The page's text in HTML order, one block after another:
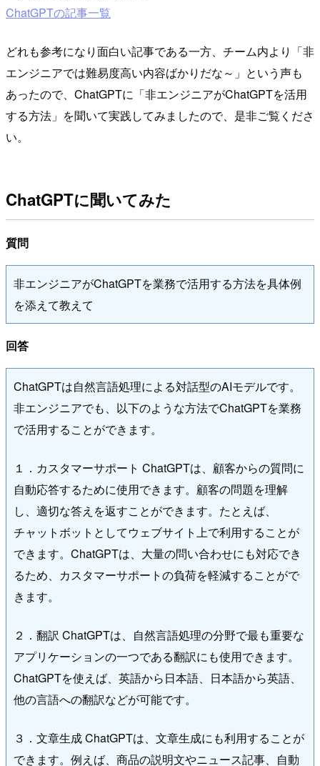
ChatGPTの記事一覧
どれも参考になり面白い記事である一方、チーム内より「非
エンジニアでは難易度高い内容ばかりだな～」という声も
あったので、ChatGPTに「非エンジニアがChatGPTを活用
する方法」を聞いて実践してみましたので、是非ご覧くださ
い。
ChatGPTに聞いてみた
質問
非エンジニアがChatGPTを業務で活用する方法を具体例
を添えて教えて
回答
ChatGPTは自然言語処理による対話型のAIモデルです。
非エンジニアでも、以下のような方法でChatGPTを業務
で活用することができます。
１．カスタマーサポート ChatGPTは、顧客からの質問に
自動応答するために使用できます。顧客の問題を理解
し、適切な答えを返すことができます。たとえば、
チャットボットとしてウェブサイト上で利用することが
できます。ChatGPTは、大量の問い合わせにも対応でき
るため、カスタマーサポートの負荷を軽減することがで
きます。
２．翻訳 ChatGPTは、自然言語処理の分野で最も重要な
アプリケーションの一つである翻訳にも使用できます。
ChatGPTを使えば、英語から日本語、日本語から英語、
他の言語への翻訳などが可能です。
３．文章生成 ChatGPTは、文章生成にも利用することが
できます。例えば、商品の説明文やニュース記事、自動